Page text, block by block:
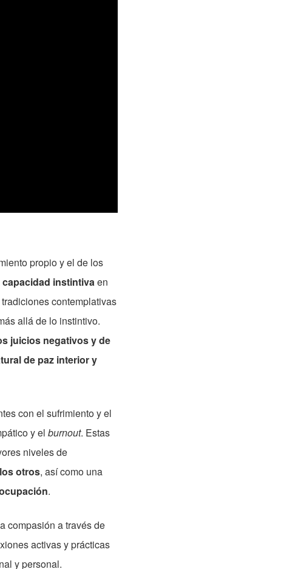
propio y el de los
capacidad instintivaen
contemplativas
allá de lo instintivo.
juicios negativos y de
de paz interior y
con el sufrimiento y el
y el burnout. Estas
niveles de
otros, así como una
.
compasión a través de
activas y prácticas
y personal.